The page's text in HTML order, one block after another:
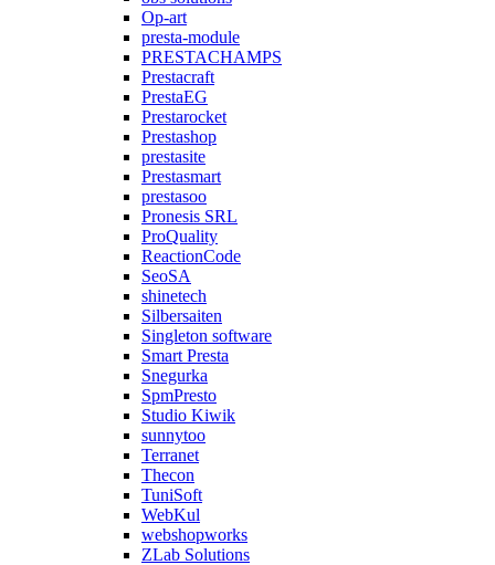
Op-art
presta-module
PRESTACHAMPS
Prestacraft
PrestaEG
Prestarocket
Prestashop
prestasite
Prestasmart
prestasoo
Pronesis SRL
ProQuality
ReactionCode
SeoSA
shinetech
Silbersaiten
Singleton software
Smart Presta
Snegurka
SpmPresto
Studio Kiwik
sunnytoo
Terranet
Thecon
TuniSoft
WebKul
webshopworks
ZLab Solutions